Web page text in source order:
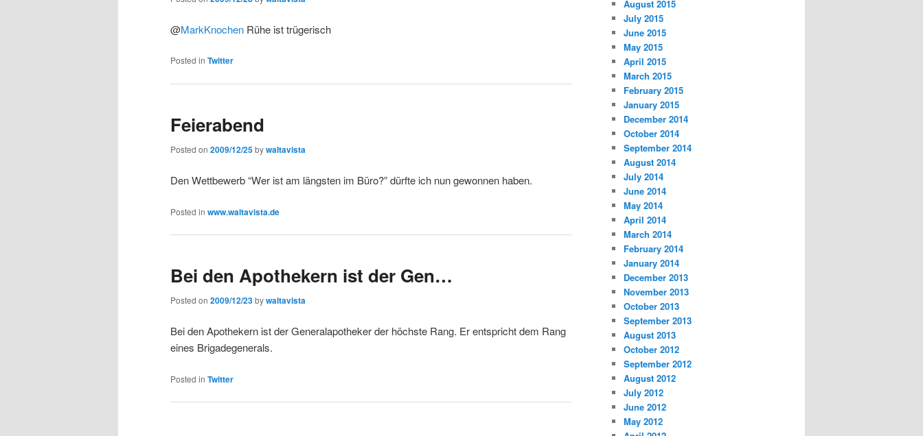
@MarkKnochen Rühe ist trügerisch
Posted in Twitter
Feierabend
Posted on 2009/12/25bywaltavista
Den Wettbewerb “Wer ist am längsten im Büro?” dürfte ich nun gewonnen haben.
Posted in www.waltavista.de
Bei den Apothekern ist der Gen…
Posted on 2009/12/23bywaltavista
Bei den Apothekern ist der Generalapotheker der höchste Rang. Er entspricht dem Rang
eines Brigadegenerals.
Posted in Twitter
August 2015
July 2015
June 2015
May 2015
April 2015
March 2015
February 2015
January 2015
December 2014
October 2014
September 2014
August 2014
July 2014
June 2014
May 2014
April 2014
March 2014
February 2014
January 2014
December 2013
November 2013
October 2013
September 2013
August 2013
October 2012
September 2012
August 2012
July 2012
June 2012
May 2012